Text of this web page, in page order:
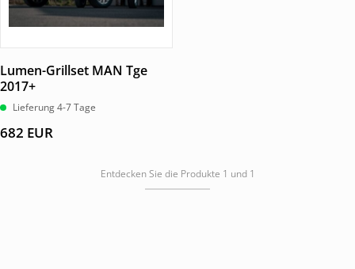
Lumen-Grillset MAN Tge
2017+
Lieferung 4-7 Tage
682 EUR
Entdecken Sie die Produkte 1 und 1